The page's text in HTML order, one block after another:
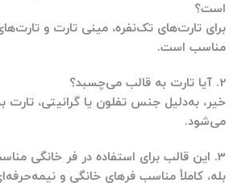
است؟
برای تارت‌های تک‌نفره، مینی تارت و
مناسب است.
2. آیا تارت به قالب می‌چسبد؟
خیر، به‌دلیل جنس تفلون یا گرانیتی، تارت
می‌شود.
3. این قالب برای استفاده در فر خانگی مناسب است؟
بله، کاملاً مناسب فرهای خانگی و